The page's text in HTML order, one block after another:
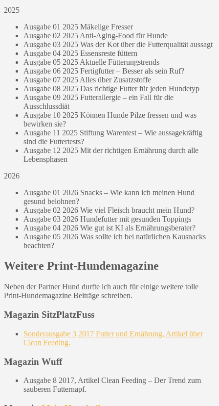
2025
Ausgabe 01 2025 Mäkelige Fresser
Ausgabe 02 2025 Anti-Aging-Food für Hunde
Ausgabe 03 2025 Was der Kot über die Futterqualität aussagt
Ausgabe 04 2025 Essensreste füttern
Ausgabe 05 2025 Aktuelle Fütterungstrends
Ausgabe 06 2025 Fertigfutter – Besser als sein Ruf?
Ausgabe 07 2025 Alles über Zusatzstoffe
Ausgabe 08 2025 Das richtige Futter für jeden Hundetyp
Ausgabe 09 2025 Futterallergie – ein Fall für die
Ausschlussdiät
Ausgabe 10 2025 Können Hunde Pilze fressen und was
bewirken sie?
Ausgabe 11 2025 Stiftung Warentest – Wie aussagekräftig
sind die Futtertests?
Ausgabe 12 2025 Mit der richtigen Ernährung durch alle
Lebensphasen
2026
Ausgabe 01 2026 Snacks – Wie kann ich meinen Hund
gesund belohnen?
Ausgabe 02 2026 Wie viel Fleisch braucht mein Hund?
Ausgabe 03 2026 Hundefutter mit gesunden Toppings
Ausgabe 04 2026 Wie gut ist KI als Ernährungsberater?
Ausgabe 05 2026 Was sollte ich bei natürlichen Kausnacks
beachten?
Weitere Print-Hundemagazine
Neben der Partner Hund durfte ich auch für einige weitere tolle
Print-Hundemagazine Beiträge schreiben.
Magazin SitzPlatzFuss
Sonderausgabe 3 2017 Futter und Ernährung, Artikel über
Clean Feeding.
Magazin Wuff
Ausgabe 8 2017, Artikel Clean Feeding – Der Trend zum
sauberen Futternapf.